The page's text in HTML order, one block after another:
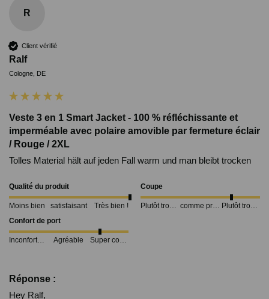
R
Client vérifié
Ralf
Cologne, DE
Veste 3 en 1 Smart Jacket - 100 % réfléchissante et
imperméable avec polaire amovible par fermeture éclair
/ Rouge / 2XL
Tolles Material hält auf jeden Fall warm und man bleibt trocken
Qualité du produit
Moins bien satisfaisant Très bien !
Coupe
Confort de port
Agréable
Réponse :
Hey Ralf,